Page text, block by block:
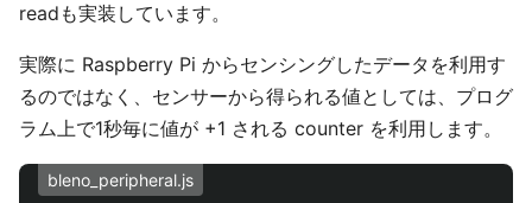
readも実装しています。
実際に Raspberry Pi からセンシングしたデータを利用す
るのではなく、センサーから得られる値としては、プログ
ラム上で1秒毎に値が +1 される counter を利用します。
bleno_peripheral.js